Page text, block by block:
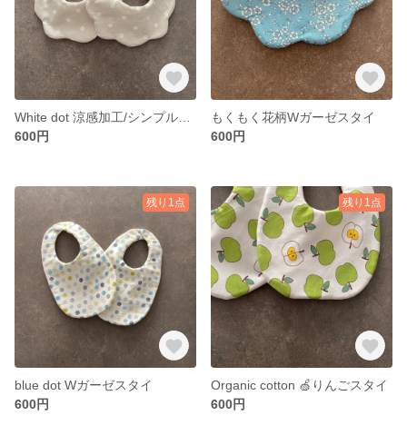
600円
もくもく花柄Wガーゼスタイ
600円
残り1点
blue dot Wガーゼスタイ
600円
残り1点
Organic cotton 🍏りんごスタイ
600円